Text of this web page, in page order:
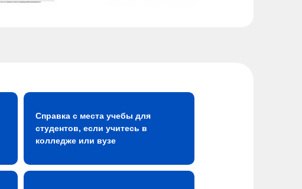
Справка с места учебы для
студентов, если учитесь в
колледже или вузе